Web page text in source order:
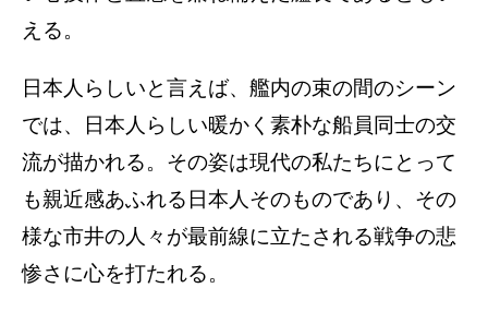
える。
日本人らしいと言えば、艦内の束の間のシーン
では、日本人らしい暖かく素朴な船員同士の交
流が描かれる。その姿は現代の私たちにとって
も親近感あふれる日本人そのものであり、その
様な市井の人々が最前線に立たされる戦争の悲
惨さに心を打たれる。